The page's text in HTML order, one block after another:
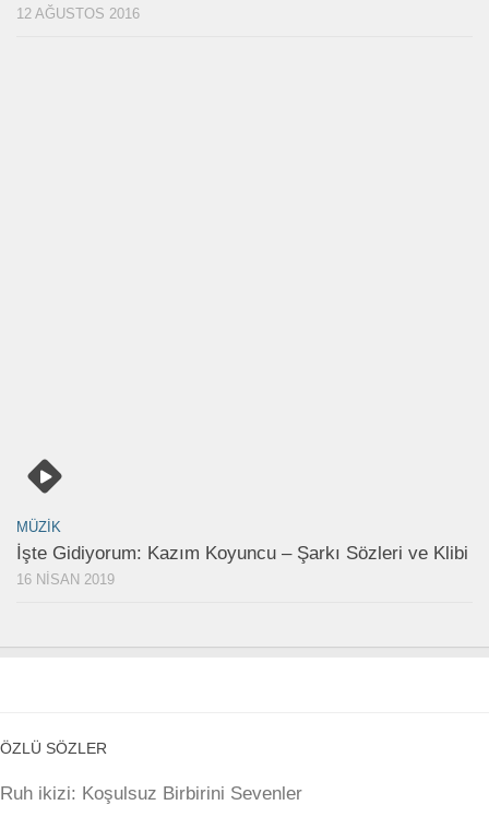
12 AĞUSTOS 2016
MÜZIK
İşte Gidiyorum: Kazım Koyuncu – Şarkı Sözleri ve Klibi
16 NISAN 2019
ÖZLÜ SÖZLER
Ruh ikizi: Koşulsuz Birbirini Sevenler